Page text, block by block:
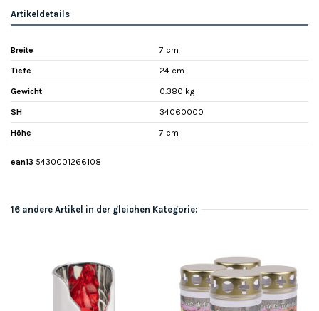
Artikeldetails
Breite 7 cm
Tiefe 24 cm
Gewicht 0.380 kg
SH 34060000
Höhe 7 cm
ean13 5430001266108
16 andere Artikel in der gleichen Kategorie: